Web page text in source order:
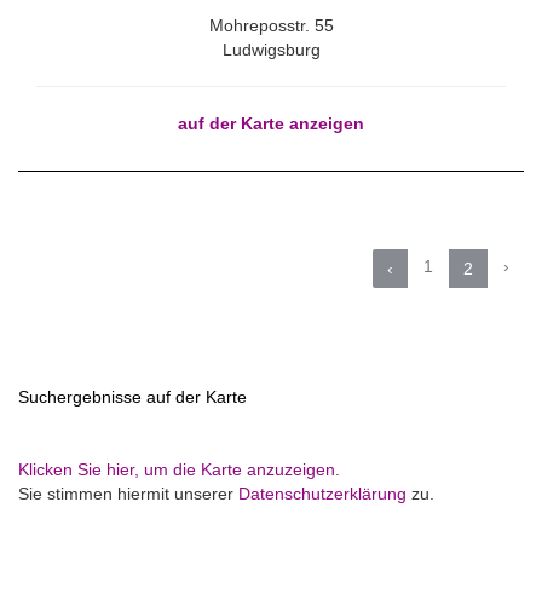
Mohreposstr. 55
Ludwigsburg
auf der Karte anzeigen
‹ 1 2 ›
Suchergebnisse auf der Karte
Klicken Sie hier, um die Karte anzuzeigen.
Sie stimmen hiermit unserer Datenschutzerklärung zu.